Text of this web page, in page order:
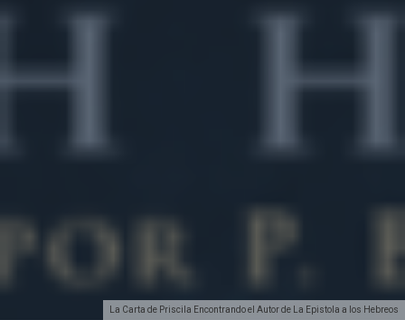
La Carta de Priscila Encontrando el Autor de La Epistola a los Hebreos